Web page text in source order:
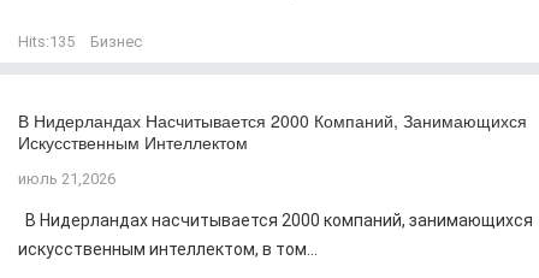
Hits:135 Бизнес
В Нидерландах Насчитывается 2000 Компаний, Занимающихся
Искусственным Интеллектом
июль 21,2026
В Нидерландах насчитывается 2000 компаний, занимающихся
искусственным интеллектом, в том...